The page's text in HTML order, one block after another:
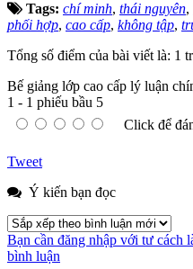
Tags: chí minh, thái nguyên,
phối hợp, cao cấp, không tập,
Tổng số điểm của bài viết là: 1
Bế giảng lớp cao cấp lý luận
1 - 1 phiếu bầu 5
Click để
Tweet
Ý kiến bạn đọc
Bạn cần đăng nhập với tư cách
bình luận